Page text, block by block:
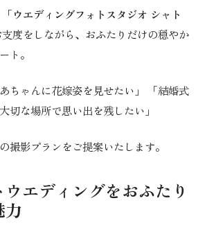
「ウエディングフォトスタジオ シャト
度をしながら、おふたりだけの穏やか
ト。
ちゃんに花嫁姿を見せたい」 「結婚式
切な場所で思い出を残したい」
撮影プランをご提案いたします。
エディングをおふたり